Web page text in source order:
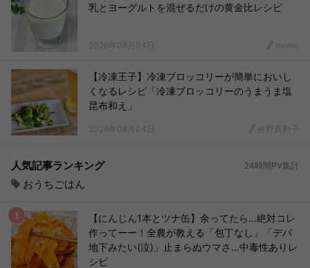
乳とヨーグルトを混ぜるだけの黄金比レシピ
2026年08月04日 momo
【冷凍王子】冷凍ブロッコリーが簡単においし
くなるレシピ「冷凍ブロッコリーのうまうま塩
昆布和え」
2026年08月04日 井野真利子
人気記事ランキング 24時間PV集計
おうちごはん
【にんじん1本とツナ缶】余ってたら…絶対コレ
作ってーー！全農が教える「包丁なし」「デパ
地下みたい(泣)」止まらぬウマさ…中毒性ありレ
シピ